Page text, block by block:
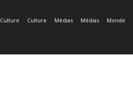
Culture Culture Médias Médias Monde